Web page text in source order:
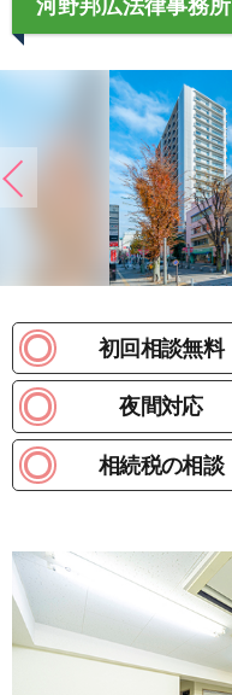
初回相談無料
夜間対応
相続税の相談